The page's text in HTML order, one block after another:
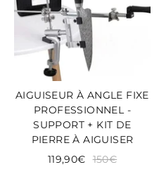
AIGUISEUR À ANGLE FIXE
PROFESSIONNEL -
SUPPORT + KIT DE
PIERRE À AIGUISER
119,90€ 150€